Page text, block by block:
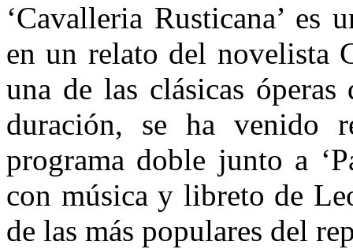
‘Cavalleria Rusticana’ es
en un relato del novelista
una de las clásicas
duración, se ha venido
programa doble junto a
con música y libreto de
de las más populares del